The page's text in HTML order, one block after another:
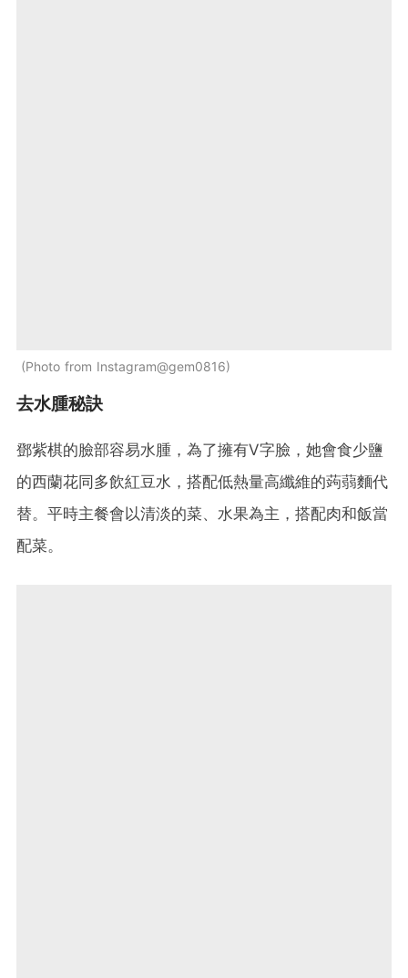
Photo from Instagram@gem0816
去水腫秘訣
鄧紫棋的臉部容易水腫，為了擁有V字臉，她會食少鹽
的西蘭花同多飲紅豆水，搭配低熱量高纖維的蒟蒻麵代
替。平時主餐會以清淡的菜、水果為主，搭配肉和飯當
配菜。